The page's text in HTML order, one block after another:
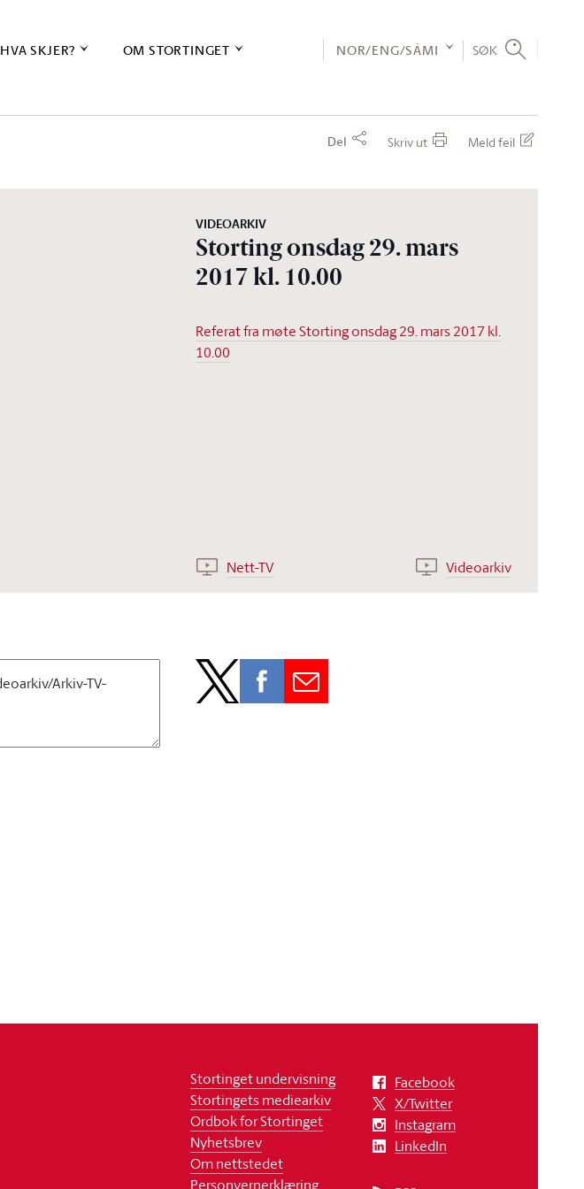
HVA SKJER? OM STORTINGET NOR/ENG/SÁMI SØK
Del Skriv ut Meld feil
VIDEOARKIV
Storting onsdag 29. mars
2017 kl. 10.00
Referat fra møte Storting onsdag 29. mars 2017 kl.
10.00
Nett-TV Videoarkiv
Stortinget undervisning
Stortingets mediearkiv
Ordbok for Stortinget
Nyhetsbrev
Om nettstedet
Personvernerklæring
Facebook
X/Twitter
Instagram
LinkedIn